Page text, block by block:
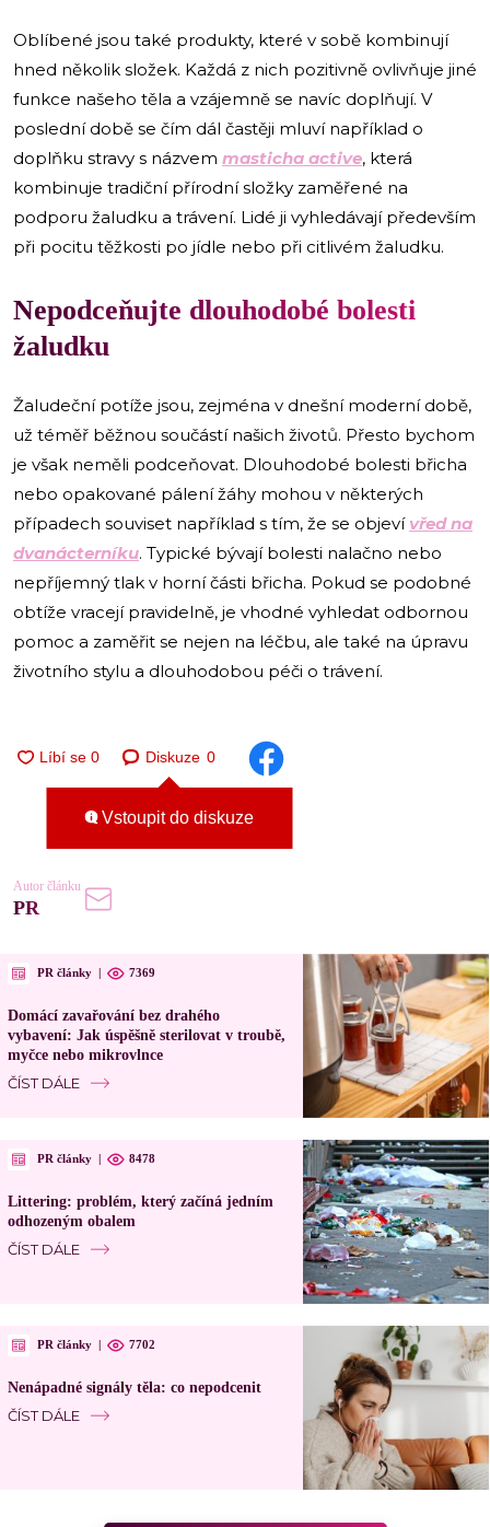
Oblíbené jsou také produkty, které v sobě kombinují
hned několik složek. Každá z nich pozitivně ovlivňuje jiné
funkce našeho těla a vzájemně se navíc doplňují. V
poslední době se čím dál častěji mluví například o
doplňku stravy s názvem masticha active, která
kombinuje tradiční přírodní složky zaměřené na
podporu žaludku a trávení. Lidé ji vyhledávají především
při pocitu těžkosti po jídle nebo při citlivém žaludku.
​Nepodceňujte dlouhodobé bolesti
žaludku
Žaludeční potíže jsou, zejména v dnešní moderní době,
už téměř běžnou součástí našich životů. Přesto bychom
je však neměli podceňovat. Dlouhodobé bolesti břicha
nebo opakované pálení žáhy mohou v některých
případech souviset například s tím, že se objeví vřed na
dvanácterníku. Typické bývají bolesti nalačno nebo
nepříjemný tlak v horní části břicha. Pokud se podobné
obtíže vracejí pravidelně, je vhodné vyhledat odbornou
pomoc a zaměřit se nejen na léčbu, ale také na úpravu
životního stylu a dlouhodobou péči o trávení.
Diskuze 0
Vstoupit do diskuze
Autor článku
PR
PR články 7369
Domácí zavařování bez drahého
vybavení: Jak úspěšně sterilovat v troubě,
myčce nebo mikrovlnce
ČÍST DÁLE
PR články 8478
Littering: problém, který začíná jedním
odhozeným obalem
ČÍST DÁLE
PR články 7702
Nenápadné signály těla: co nepodcenit
ČÍST DÁLE